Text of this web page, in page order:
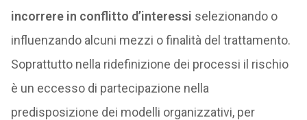
incorrere in conflitto d’interessi selezionando o
influenzando alcuni mezzi o finalità del trattamento.
Soprattutto nella ridefinizione dei processi il rischio
è un eccesso di partecipazione nella
predisposizione dei modelli organizzativi, per